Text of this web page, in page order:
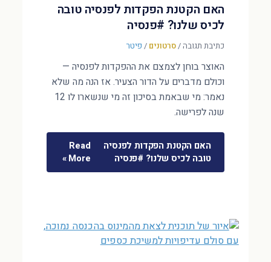
האם הקטנת הפקדות לפנסיה טובה
לכיס שלנו? #פנסיה
כתיבת תגובה/סרטונים / פיטר
האוצר בוחן לצמצם את ההפקדות לפנסיה —
וכולם מדברים על הדור הצעיר. אז הנה מה שלא
נאמר: מי שבאמת בסיכון זה מי שנשארו לו 12
שנה לפרישה.
האם הקטנת הפקדות לפנסיה
טובה לכיס שלנו? #פנסיה
Read
More »